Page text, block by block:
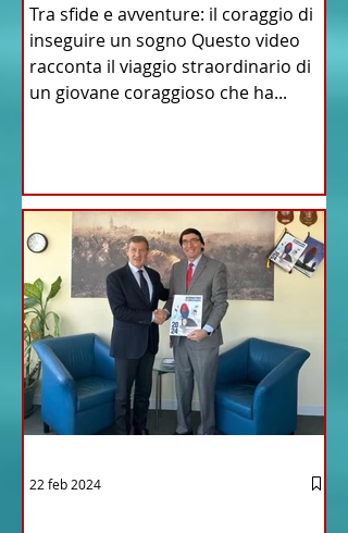
Tra sfide e avventure: il coraggio di
inseguire un sogno Questo video
racconta il viaggio straordinario di
un giovane coraggioso che ha...
22 feb 2024